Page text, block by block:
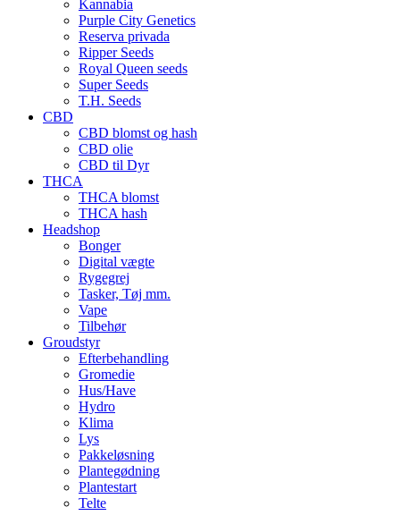
Kannabia
Purple City Genetics
Reserva privada
Ripper Seeds
Royal Queen seeds
Super Seeds
T.H. Seeds
CBD
CBD blomst og hash
CBD olie
CBD til Dyr
THCA
THCA blomst
THCA hash
Headshop
Bonger
Digital vægte
Rygegrej
Tasker, Tøj mm.
Vape
Tilbehør
Groudstyr
Efterbehandling
Gromedie
Hus/Have
Hydro
Klima
Lys
Pakkeløsning
Plantegødning
Plantestart
Telte